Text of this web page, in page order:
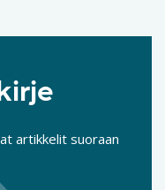
artikkelit suoraan